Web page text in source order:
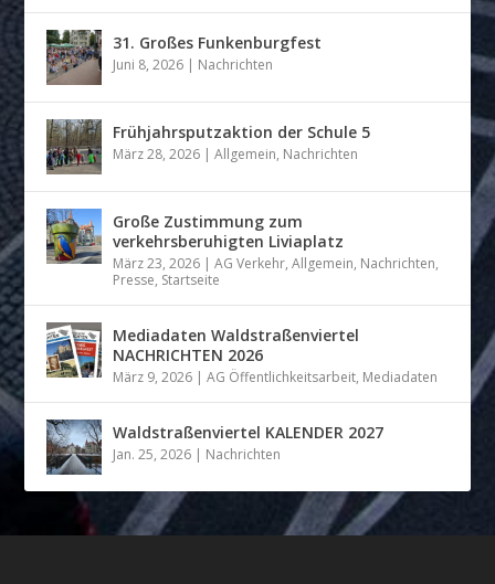
31. Großes Funkenburgfest
Juni 8, 2026 | Nachrichten
Frühjahrsputzaktion der Schule 5
März 28, 2026 |Allgemein, Nachrichten
Große Zustimmung zum
verkehrsberuhigten Liviaplatz
März 23, 2026 |AG Verkehr,Allgemein, Nachrichten,
Presse, Startseite
Mediadaten Waldstraßenviertel
NACHRICHTEN 2026
März 9, 2026 |AG Öffentlichkeitsarbeit, Mediadaten
Waldstraßenviertel KALENDER 2027
Jan. 25, 2026 | Nachrichten